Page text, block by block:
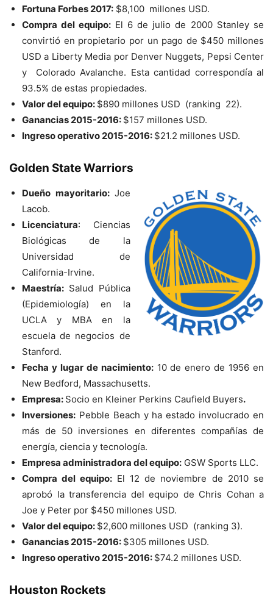
Fortuna Forbes 2017: $8,100 millones USD.
Compra del equipo: El 6 de julio de 2000 Stanley se
convirtió en propietario por un pago de $450 millones
USD a Liberty Media por Denver Nuggets, Pepsi Center
y Colorado Avalanche. Esta cantidad correspondía al
93.5% de estas propiedades.
Valor del equipo: $890 millones USD (ranking 22).
Ganancias 2015-2016: $157 millones USD.
Ingreso operativo 2015-2016: $21.2 millones USD.
Golden State Warriors
Dueño mayoritario: Joe
Lacob.
Licenciatura: Ciencias
Biológicas de la
Universidad de
California-Irvine.
Maestría: Salud Pública
(Epidemiología) en la
UCLA y MBA en la
escuela de negocios de
Stanford.
Fecha y lugar de nacimiento:10 de enero de 1956 en
New Bedford, Massachusetts.
Empresa: Socio en Kleiner Perkins Caufield Buyers.
Inversiones: Pebble Beach y ha estado involucrado en
más de 50 inversiones en diferentes compañías de
energía, ciencia y tecnología.
Empresa administradora del equipo: GSW Sports LLC.
Compra del equipo: El 12 de noviembre de 2010 se
aprobó la transferencia del equipo de Chris Cohan a
Joe y Peter por $450 millones USD.
Valor del equipo: $2,600 millones USD (ranking 3).
Ganancias 2015-2016: $305 millones USD.
Ingreso operativo 2015-2016: $74.2 millones USD.
Houston Rockets